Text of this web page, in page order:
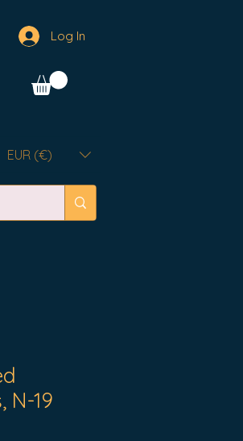
Log In
EUR (€)
N-19